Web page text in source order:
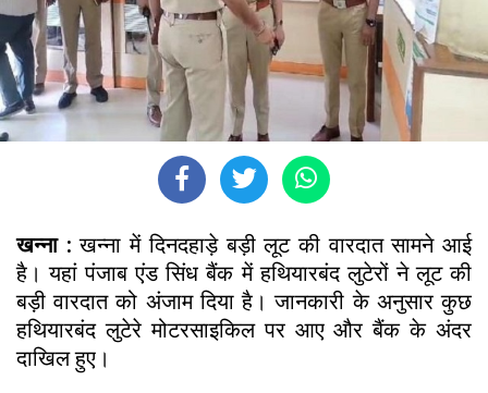
खन्ना : खन्ना में दिनदहाड़े बड़ी लूट की वारदात सामने आई
है। यहां पंजाब एंड सिंध बैंक में हथियारबंद लुटेरों ने लूट की
बड़ी वारदात को अंजाम दिया है। जानकारी के अनुसार कुछ
हथियारबंद लुटेरे मोटरसाइकिल पर आए और बैंक के अंदर
दाखिल हुए।